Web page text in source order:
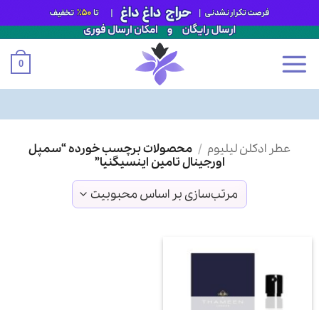
0
عطر ادکلن لیلیوم / محصولات برچسب خورده “سمپل
اورجینال تامین اینسیگنیا”